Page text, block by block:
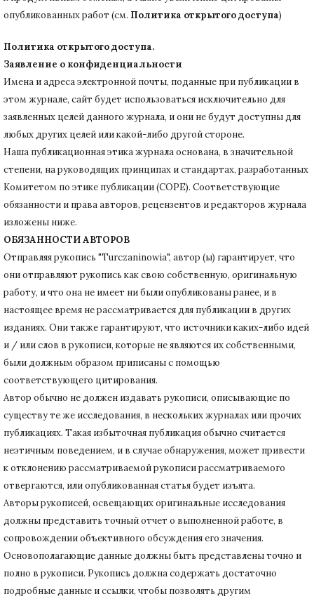
опубликованных работ (см. Политика открытого доступа)
Политика открытого доступа.
Заявление о конфиденциальности
Имена и адреса электронной почты, поданные при публикации в
этом журнале, сайт будет использоваться исключительно для
заявленных целей данного журнала, и они не будут доступны для
любых других целей или какой-либо другой стороне.
Наша публикационная этика журнала основана, в значительной
степени, на руководящих принципах и стандартах, разработанных
Комитетом по этике публикации (COPE). Соответствующие
обязанности и права авторов, рецензентов и редакторов журнала
изложены ниже.
ОБЯЗАННОСТИ АВТОРОВ
Отправляя рукопись "Turczaninowia", автор (ы) гарантирует, что
они отправляют рукопись как свою собственную, оригинальную
работу, и что она не имеет ни были опубликованы ранее, и в
настоящее время не рассматривается для публикации в других
изданиях. Они также гарантируют, что источники каких-либо идей
и / или слов в рукописи, которые не являются их собственными,
были должным образом приписаны с помощью
соответствующего цитирования.
Автор обычно не должен издавать рукописи, описывающие по
существу те же исследования, в нескольких журналах или прочих
публикациях. Такая избыточная публикация обычно считается
неэтичным поведением, и в случае обнаружения, может привести
к отклонению рассматриваемой рукописи рассматриваемого
отвергаются, или опубликованная статья будет изъята.
Авторы рукописей, освещающих оригинальные исследования
должны представить точный отчет о выполненной работе, в
сопровождении объективного обсуждения его значения.
Основополагающие данные должны быть представлены точно и
полно в рукописи. Рукопись должна содержать достаточно
подробные данные и ссылки, чтобы позволять другим